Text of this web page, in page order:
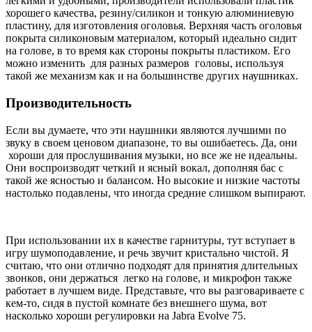
хорошего качества, резину/силикон и тонкую алюминиевую
пластину, для изготовления оголовья. Верхняя часть оголовья
покрыта силиконовым материалом, который идеально сидит
на голове, в то время как стороны покрыты пластиком. Его
можно изменить для разных размеров головы, используя
такой же механизм как и на большинстве других наушниках.
Производительность
Если вы думаете, что эти наушники являются лучшими по
звуку в своем ценовом диапазоне, то вы ошибаетесь. Да, они
хороши для прослушивания музыки, но все же не идеальны.
Они воспроизводят четкий и ясный вокал, дополняя бас с
такой же ясностью и балансом. Но высокие и низкие частоты
настолько подавлены, что иногда средние слишком выпирают.
При использовании их в качестве гарнитуры, тут вступает в
игру шумоподавление, и речь звучит кристально чистой. Я
считаю, что они отлично подходят для принятия длительных
звонков, они держаться легко на голове, и микрофон также
работает в лучшем виде. Представьте, что вы разговариваете с
кем-то, сидя в пустой комнате без внешнего шума, вот
насколько хороши регулировки на Jabra Evolve 75.